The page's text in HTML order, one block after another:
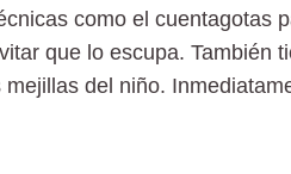
como el cuentagotas
que lo escupa. También
del niño.